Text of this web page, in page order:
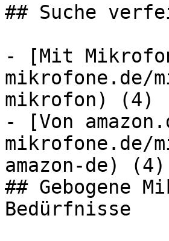
## Suche
- [Mit
mikrofone.de/
mikrofon) (4)
- [Von
mikrofone.de/
amazon-de) (4)
## Gebogene
Bedürfnisse